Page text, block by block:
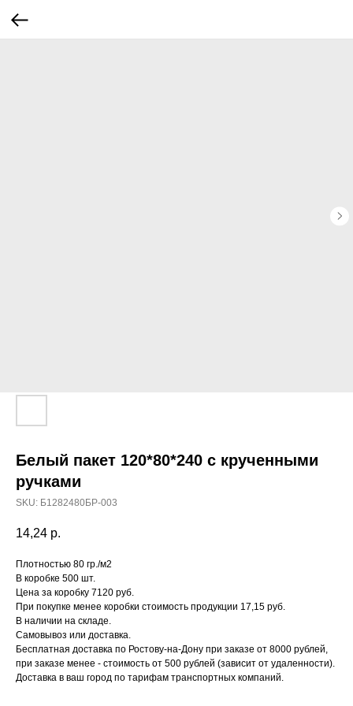
Белый пакет 120*80*240 с крученными
ручками
SKU: Б1282480БР-003
14,24 р.
Плотностью 80 гр./м2
В коробке 500 шт.
Цена за коробку 7120 руб.
При покупке менее коробки стоимость продукции 17,15 руб.
В наличии на складе.
Самовывоз или доставка.
Бесплатная доставка по Ростову-на-Дону при заказе от 8000 рублей,
при заказе менее - стоимость от 500 рублей (зависит от удаленности).
Доставка в ваш город по тарифам транспортных компаний.